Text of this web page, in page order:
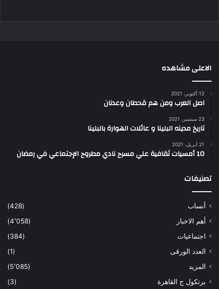
الاعلى مشاهده
12 أكتوبر، 2021
اصل العرب ومن هم قحطان وعدنان
23 سبتمبر، 2021
تاريخ مدينه البلينا و عائلات الهوارة بالبلينا
21 أبريل، 2021
10 أمسيات ثقافية علي مسرح نادي مطروح الإجتماعي في رمضان
تصنيفات
أنساب
(428)
أهم الاخبار
(4٬058)
اجتماعيات
(384)
العدد الورقى
(1)
المزيد
(5٬085)
برتكول ج القاهرة
(3)